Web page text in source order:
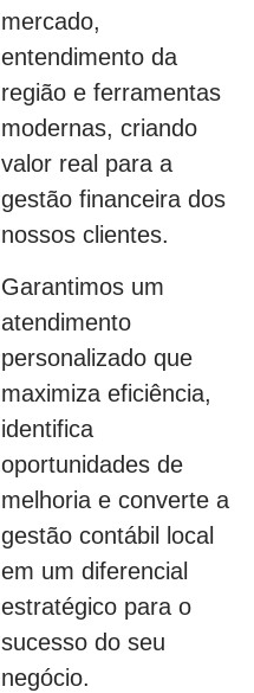
mercado,
entendimento da
região e ferramentas
modernas, criando
valor real para a
gestão financeira dos
nossos clientes.
Garantimos um
atendimento
personalizado que
maximiza eficiência,
identifica
oportunidades de
melhoria e converte a
gestão contábil local
em um diferencial
estratégico para o
sucesso do seu
negócio.